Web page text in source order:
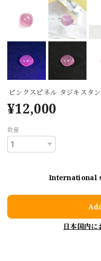
ピンクスピネル タジキスタ
¥12,000
数量
International
日本国内に